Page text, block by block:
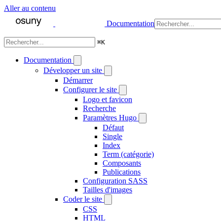
Aller au contenu
Documentation
⌘K
Documentation
Développer un site
Démarrer
Configurer le site
Logo et favicon
Recherche
Paramètres Hugo
Défaut
Single
Index
Term (catégorie)
Composants
Publications
Configuration SASS
Tailles d'images
Coder le site
CSS
HTML